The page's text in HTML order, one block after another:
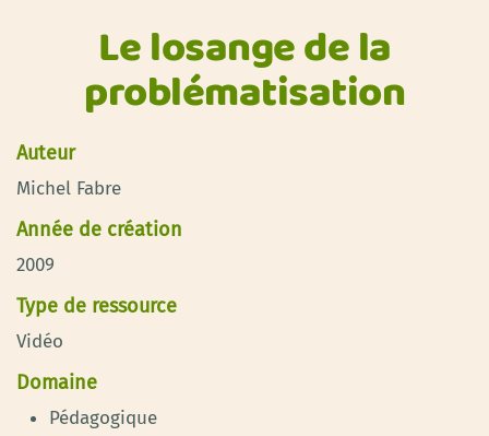
Le losange de la
problématisation
Auteur
Michel Fabre
Année de création
2009
Type de ressource
Vidéo
Domaine
Pédagogique